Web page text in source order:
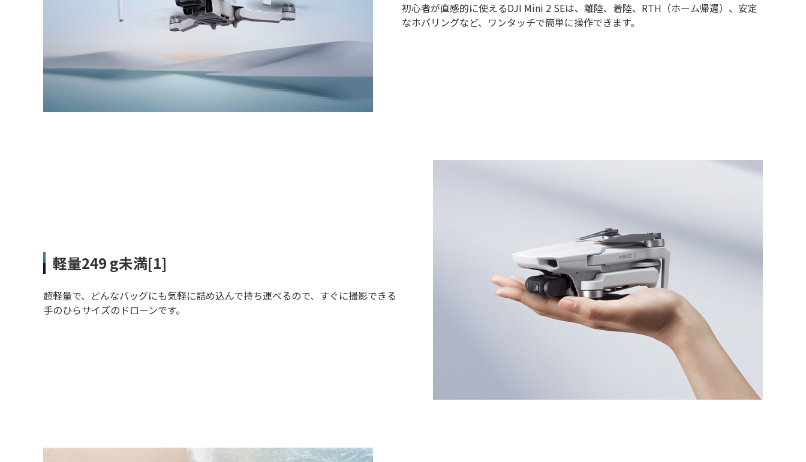
初心者が直感的に使えるDJI Mini 2 SEは、離陸、着陸、RTH（ホーム帰還）、安定
なホバリングなど、ワンタッチで簡単に操作できます。
軽量249 g未満[1]
超軽量で、どんなバッグにも気軽に詰め込んで持ち運べるので、すぐに撮影できる
手のひらサイズのドローンです。